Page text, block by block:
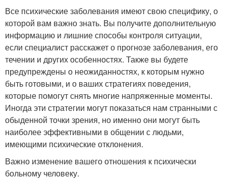
Все психические заболевания имеют свою специфику, о
которой вам важно знать. Вы получите дополнительную
информацию и лишние способы контроля ситуации,
если специалист расскажет о прогнозе заболевания, его
течении и других особенностях. Также вы будете
предупреждены о неожиданностях, к которым нужно
быть готовыми, и о ваших стратегиях поведения,
которые помогут снять многие напряженные моменты.
Иногда эти стратегии могут показаться нам странными с
обыденной точки зрения, но именно они могут быть
наиболее эффективными в общении с людьми,
имеющими психические отклонения.
Важно изменение вашего отношения к психически
больному человеку.